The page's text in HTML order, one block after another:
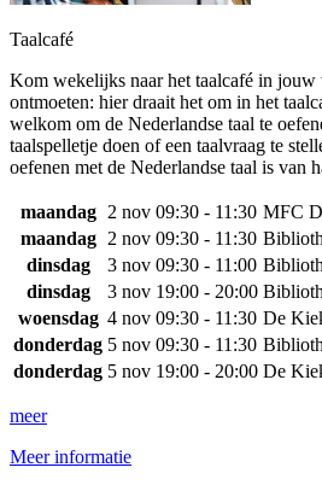
Taalcafé
Kom wekelijks naar het taalcafé in jouw
ontmoeten: hier draait het om in het
welkom om de Nederlandse taal te
taalspelletje doen of een taalvraag te
oefenen met de Nederlandse taal is van
maandag 2 nov 09:30 - 11:30 MFC
maandag
2 nov 09:30 - 11:30
dinsdag
3 nov 09:30 - 11:00
dinsdag
3 nov 19:00 - 20:00
woensdag 4 nov 09:30 - 11:30 De
donderdag 5 nov 09:30 - 11:30
donderdag 5 nov 19:00 - 20:00 De
meer
Meer informatie